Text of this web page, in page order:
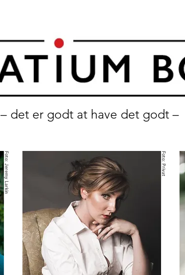
– det er godt at have det godt –
Foto: Jeremy Larkin Foto: Privat